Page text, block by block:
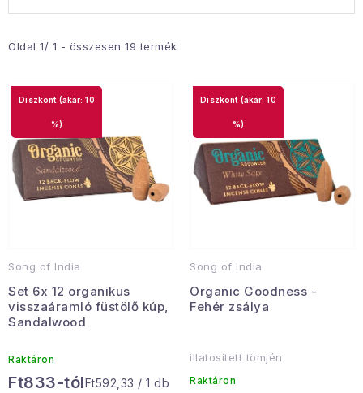
A személyes adatok védelmének feltételei
Hogyan kell panaszkodni / visszaadni az áruka
Kereskedelem feltételes
Információ a mellékletről
Érintkezés
Rólunk
m
k
k
l
j
a
Oldal 1/ 1 - összesen 19 termék
m
k
k
r
e
z
é
s
Song of India
Set 6x 12 organikus
visszaáramló füstölő kúp,
Sandalwood
(akár: 10
%)
Raktáron
Ft833-tólEgységár:
Ft592,33 / 1 db
Song of India
Organic Goodness -
Fehér zsálya
(akár: 10
%)
illatosített tömjén
Raktáron